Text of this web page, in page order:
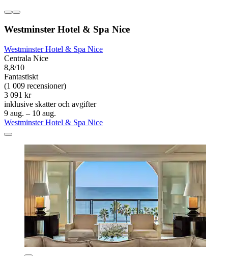
Westminster Hotel & Spa Nice
Westminster Hotel & Spa Nice
Centrala Nice
8,8/10
Fantastiskt
(1 009 recensioner)
3 091 kr
inklusive skatter och avgifter
9 aug. – 10 aug.
Westminster Hotel & Spa Nice